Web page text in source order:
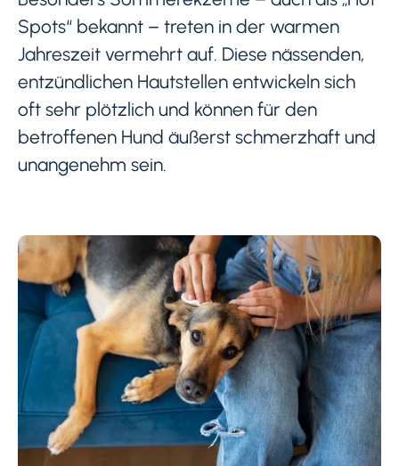
Spots“ bekannt – treten in der warmen
Jahreszeit vermehrt auf. Diese nässenden,
entzündlichen Hautstellen entwickeln sich
oft sehr plötzlich und können für den
betroffenen Hund äußerst schmerzhaft und
unangenehm sein.